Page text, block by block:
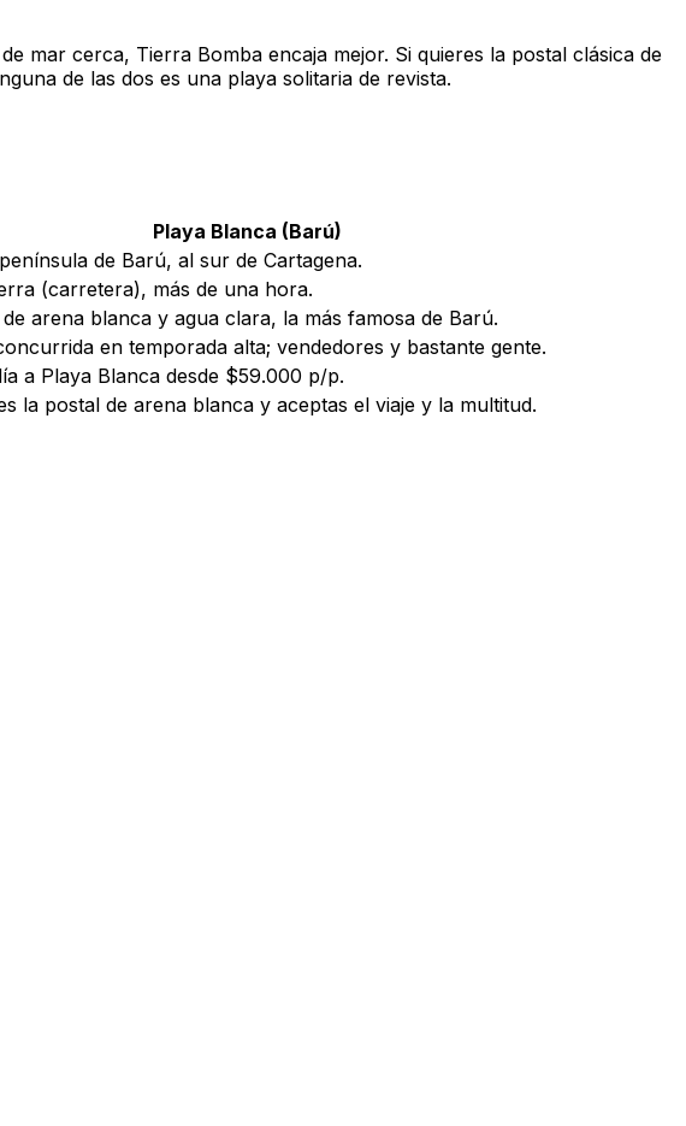
mar cerca, Tierra Bomba encaja mejor. Si quieres la postal clásica de
de las dos es una playa solitaria de revista.
Playa Blanca (Barú)
de Barú, al sur de Cartagena.
(carretera), más de una hora.
de arena blanca y agua clara, la más famosa de Barú.
en temporada alta; vendedores y bastante gente.
a Playa Blanca desde $59.000 p/p.
la postal de arena blanca y aceptas el viaje y la multitud.